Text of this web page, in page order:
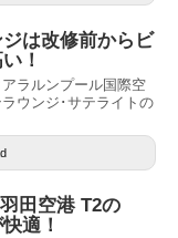
は改修前からビ
！
ラルンプール国際空
ウンジ･サテライトの
田空港 T2の
適！